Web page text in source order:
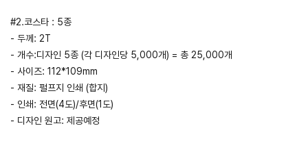
#2.코스타 : 5종
- 두께: 2T
- 개수:디자인 5종 (각 디자인당 5,000개) = 총 25,000개
- 사이즈: 112*109mm
- 재질: 펄프지 인쇄 (합지)
- 인쇄: 전면(4도)/후면(1도)
- 디자인 원고: 제공예정